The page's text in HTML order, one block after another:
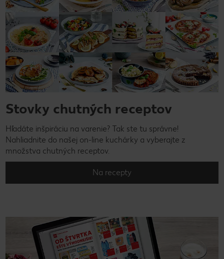
Stovky chutných receptov
Hľadáte inšpiráciu na varenie? Tak ste tu správne!
Nahliadnite do našej on-line kuchárky a vyberajte z
množstva chutných receptov.
Na recepty